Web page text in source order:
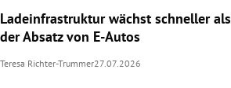
Ladeinfrastruktur wächst schneller als
der Absatz von E-Autos
Teresa Richter-Trummer27.07.2026